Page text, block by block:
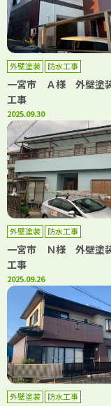
外壁塗装 防水工事
一宮市 Ａ様 外壁塗
工事
2025.09.30
外壁塗装 防水工事
一宮市 Ｎ様 外壁塗
工事
2025.09.26
外壁塗装 防水工事